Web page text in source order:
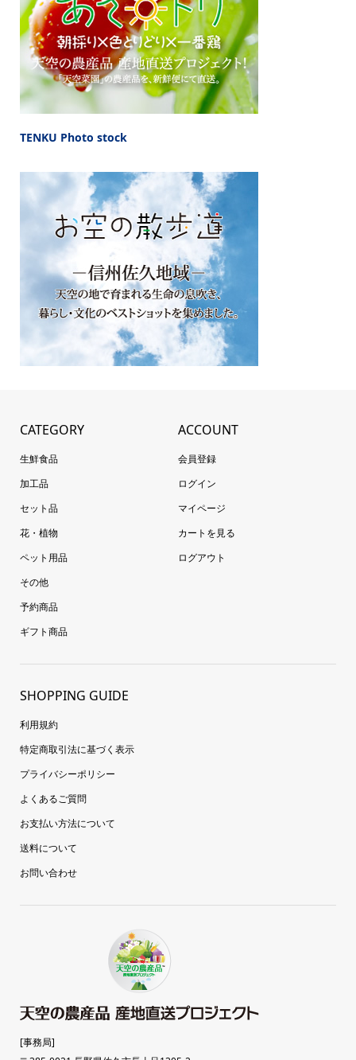
TENKU Photo stock
CATEGORY
生鮮食品
加工品
セット品
花・植物
ペット用品
その他
予約商品
ギフト商品
ACCOUNT
会員登録
ログイン
マイページ
カートを見る
ログアウト
SHOPPING GUIDE
利用規約
特定商取引法に基づく表示
プライバシーポリシー
よくあるご質問
お支払い方法について
送料について
お問い合わせ
[事務局]